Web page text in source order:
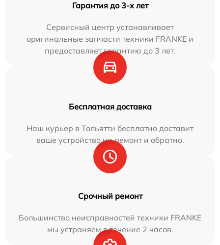
Гарантия до 3-х лет
Сервисный центр устанавливает
оригинальные запчасти техники FRANKE и
предоставляет гарантию до 3 лет.
Бесплатная доставка
Наш курьер в Тольятти бесплатно доставит
ваше устройство на ремонт и обратно.
Срочный ремонт
Большинство неисправностей техники FRANKE
мы устраняем в течение 2 часов.